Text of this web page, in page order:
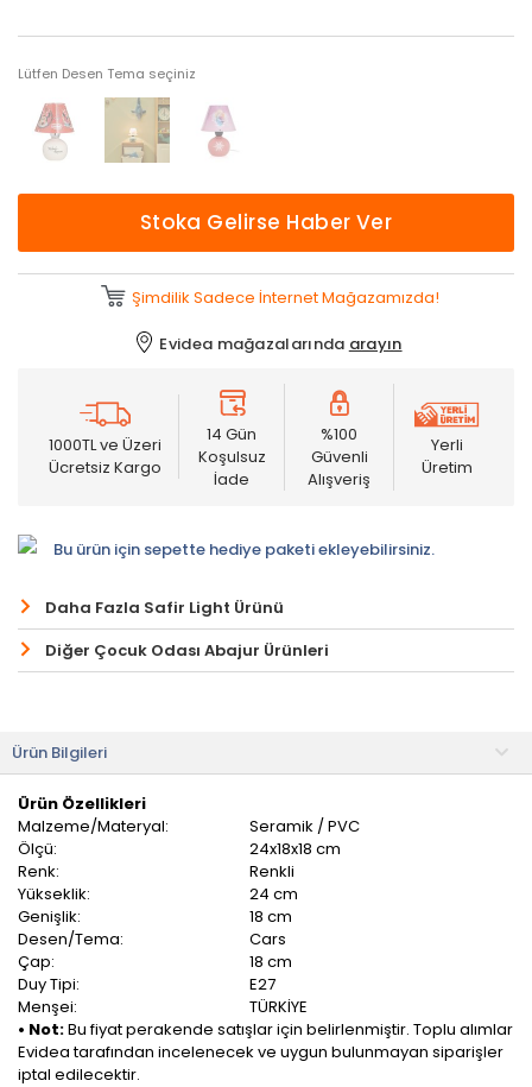
Lütfen Desen Tema seçiniz
Stoka Gelirse Haber Ver
Şimdilik Sadece İnternet Mağazamızda!
Evidea mağazalarında arayın
1000TL ve Üzeri
Ücretsiz Kargo
14 Gün
Koşulsuz
İade
%100
Güvenli
Alışveriş
Yerli
Üretim
Bu ürün için sepette hediye paketi ekleyebilirsiniz.
Daha Fazla Safir Light Ürünü
Diğer Çocuk Odası Abajur Ürünleri
Ürün Bilgileri
Ürün Özellikleri
Malzeme/Materyal:
Seramik / PVC
Ölçü:
24x18x18 cm
Renk:
Renkli
Yükseklik:
24 cm
Genişlik:
18 cm
Desen/Tema:
Cars
Çap:
18 cm
Duy Tipi:
E27
Menşei:
TÜRKİYE
• Not:Bu fiyat perakende satışlar için belirlenmiştir. Toplu alımlar
Evidea tarafından incelenecek ve uygun bulunmayan siparişler
iptal edilecektir.